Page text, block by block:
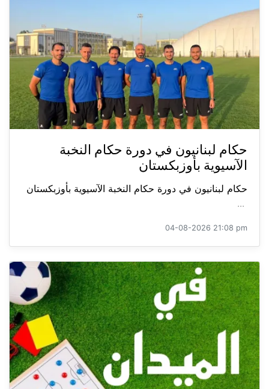
حكام لبنانيون في دورة حكام النخبة
الآسيوية بأوزبكستان
حكام لبنانيون في دورة حكام النخبة الآسيوية بأوزبكستان
...
04-08-2026 21:08 pm